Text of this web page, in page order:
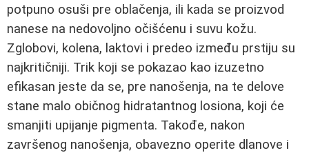
potpuno osuši pre oblačenja, ili kada se proizvod
nanese na nedovoljno očišćenu i suvu kožu.
Zglobovi, kolena, laktovi i predeo između prstiju su
najkritičniji. Trik koji se pokazao kao izuzetno
efikasan jeste da se, pre nanošenja, na te delove
stane malo običnog hidratantnog losiona, koji će
smanjiti upijanje pigmenta. Takođe, nakon
završenog nanošenja, obavezno operite dlanove i